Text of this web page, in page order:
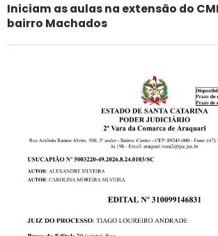
Iniciam as aulas na extensão do
bairro Machados